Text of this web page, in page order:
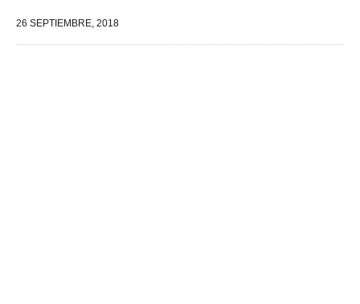
26 SEPTIEMBRE, 2018